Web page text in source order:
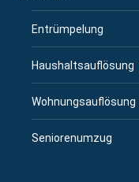
Entrümpelung
Haushaltsauflösung
Wohnungsauflösung
Seniorenumzug